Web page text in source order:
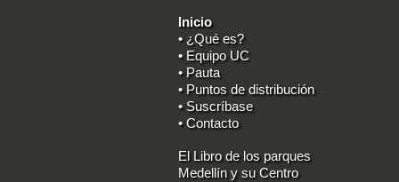
Inicio
• ¿Qué es?
• Equipo UC
• Pauta
• Puntos de distribución
• Suscríbase
• Contacto
El Libro de los parques
Medellín y su Centro